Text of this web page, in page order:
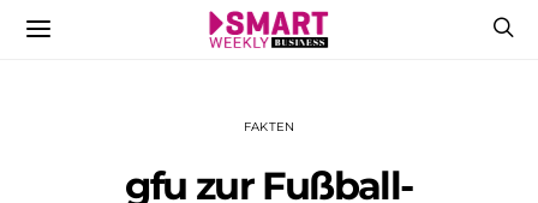
FAKTEN
gfu zur Fußball-